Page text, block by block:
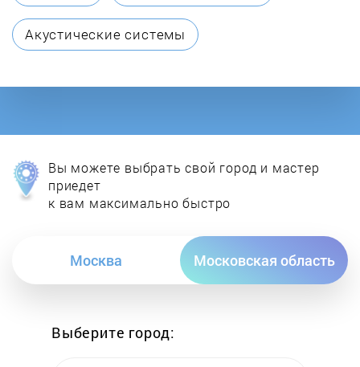
Акустические системы
Вы можете выбрать свой город и мастер
приедет
к вам максимально быстро
Москва Московская область
Выберите город: